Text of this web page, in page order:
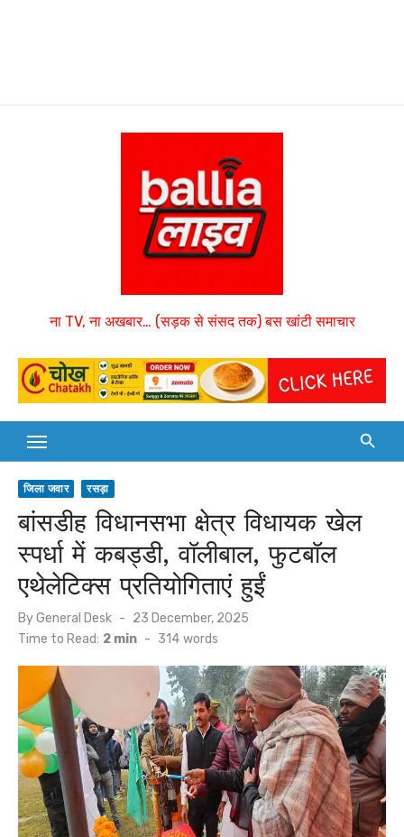
ना TV, ना अखबार… (सड़क से संसद तक) बस खांटी समाचार
जिला जवार रसड़ा
बांसडीह विधानसभा क्षेत्र विधायक खेल
स्पर्धा में कबड्डी, वॉलीबाल, फुटबॉल
एथेलेटिक्स प्रतियोगिताएं हुईं
ByGeneral Desk
Posted
on
23 December, 2025
Time to Read: 2 min - 314 words